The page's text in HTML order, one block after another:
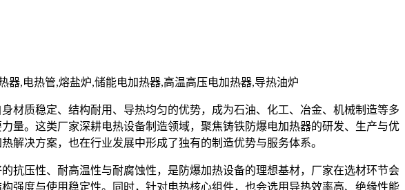
器,电热管,熔盐炉,储能电加热器,高温高压电加热器,导热油炉
材质稳定、结构耐用、导热均匀的优势，成为石油、化工、冶金、机械制造等多
量。这类厂家深耕电热设备制造领域，聚焦铸铁防爆电加热器的研发、生产与优
解决方案，也在行业发展中形成了独有的制造优势与服务体系。
抗压性、耐高温性与耐腐蚀性，是防爆加热设备的理想基材，厂家在选材环节会
强度与使用稳定性。同时，针对电热核心组件，也会选用导热效率高、绝缘性能